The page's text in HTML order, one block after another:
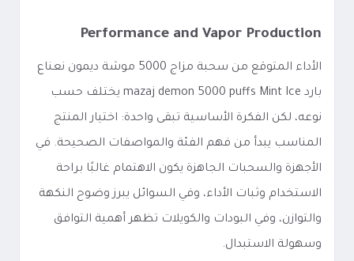
Performance and Vapor Production
الأداء المتوقع من سحبة مزاج 5000 موشة ديمون نعناع
بارد mazaj demon 5000 puffs Mint Ice يختلف حسب
نوعه، لكن الفكرة الأساسية تبقى واحدة: اختيار المنتج
المناسب يبدأ من فهم الفئة والمواصفات الصحيحة. في
الأجهزة والسحبات الجاهزة يكون الاهتمام غالبًا براحة
الاستخدام وثبات الأداء، وفي السوائل يبرز وضوح النكهة
والتوازن، وفي البودات والكويلات تظهر أهمية التوافق
وسهولة الاستبدال.